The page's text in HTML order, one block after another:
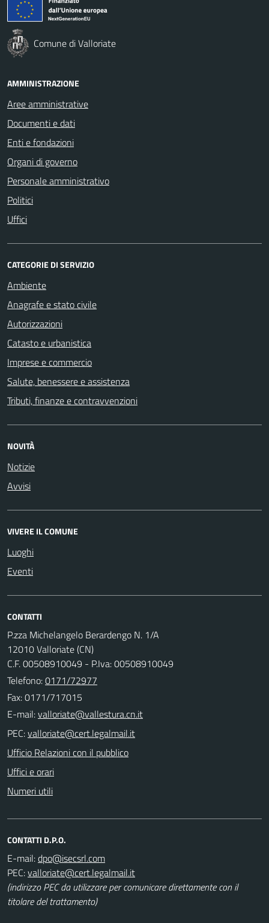
Comune di Valloriate
AMMINISTRAZIONE
Aree amministrative
Documenti e dati
Enti e fondazioni
Organi di governo
Personale amministrativo
Politici
Uffici
CATEGORIE DI SERVIZIO
Ambiente
Anagrafe e stato civile
Autorizzazioni
Catasto e urbanistica
Imprese e commercio
Salute, benessere e assistenza
Tributi, finanze e contravvenzioni
NOVITÀ
Notizie
Avvisi
VIVERE IL COMUNE
Luoghi
Eventi
CONTATTI
P.zza Michelangelo Berardengo N. 1/A
12010 Valloriate (CN)
C.F. 00508910049 - P.Iva: 00508910049
Telefono:0171/72977
Fax: 0171/717015
E-mail:
PEC:
Ufficio Relazioni con il pubblico
Uffici e orari
Numeri utili
CONTATTI D.P.O.
E-mail:
PEC:
(indirizzo PEC da utilizzare per comunicare direttamente con il
titolare del trattamento)